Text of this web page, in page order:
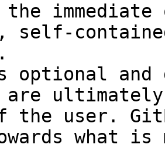
self-
optional and
are
the user.
what